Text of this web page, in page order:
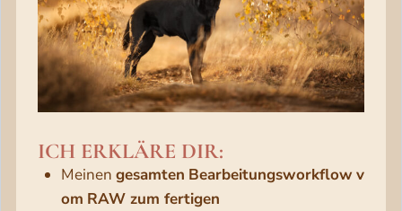
ICH ERKLÄRE DIR:
Meinen gesamten Bearbeitungsworkflow v
om RAW zum fertigen